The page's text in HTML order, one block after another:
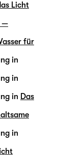
Licht
—
für
in
in
in Das
in